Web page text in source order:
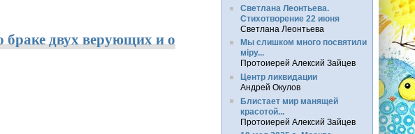
двух верующих и о
Светлана Леонтьева.
Стихотворение 22 июня
Светлана Леонтьева
Мы слишком много посвятили
мiру...
Протоиерей Алексий Зайцев
Центр ликвидации
Андрей Окулов
Блистает мир манящей
красотой...
Протоиерей Алексий Зайцев